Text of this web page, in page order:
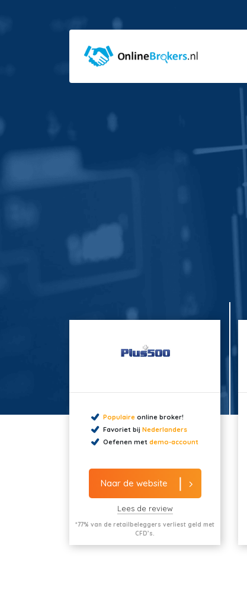
Populaire online broker!
Favoriet bij Nederlanders
Oefenen met demo-account
Naar de website
Lees de review
*77% van de retailbeleggers verliest geld met
CFD’s.